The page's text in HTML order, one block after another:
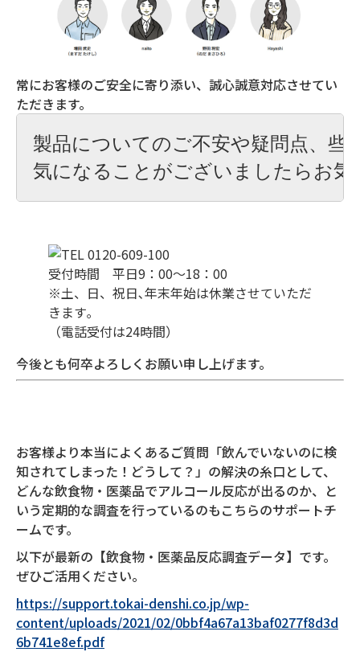
常にお客様のご安全に寄り添い、誠心誠意対応させてい
ただきます。
製品についてのご不安や疑問点、些
受付時間 平日9：00～18：00
※土、日、祝日､年末年始は休業させていただ
きます｡
（電話受付は24時間）
今後とも何卒よろしくお願い申し上げます。
お客様より本当によくあるご質問「飲んでいないのに検
知されてしまった！どうして？」の解決の糸口として、
どんな飲食物・医薬品でアルコール反応が出るのか、と
いう定期的な調査を行っているのもこちらのサポートチ
ームです。
以下が最新の【飲食物・医薬品反応調査データ】です。
ぜひご活用ください。
https://support.tokai-denshi.co.jp/wp-
content/uploads/2021/02/0bbf4a67a13baf0277f8d3d
6b741e8ef.pdf